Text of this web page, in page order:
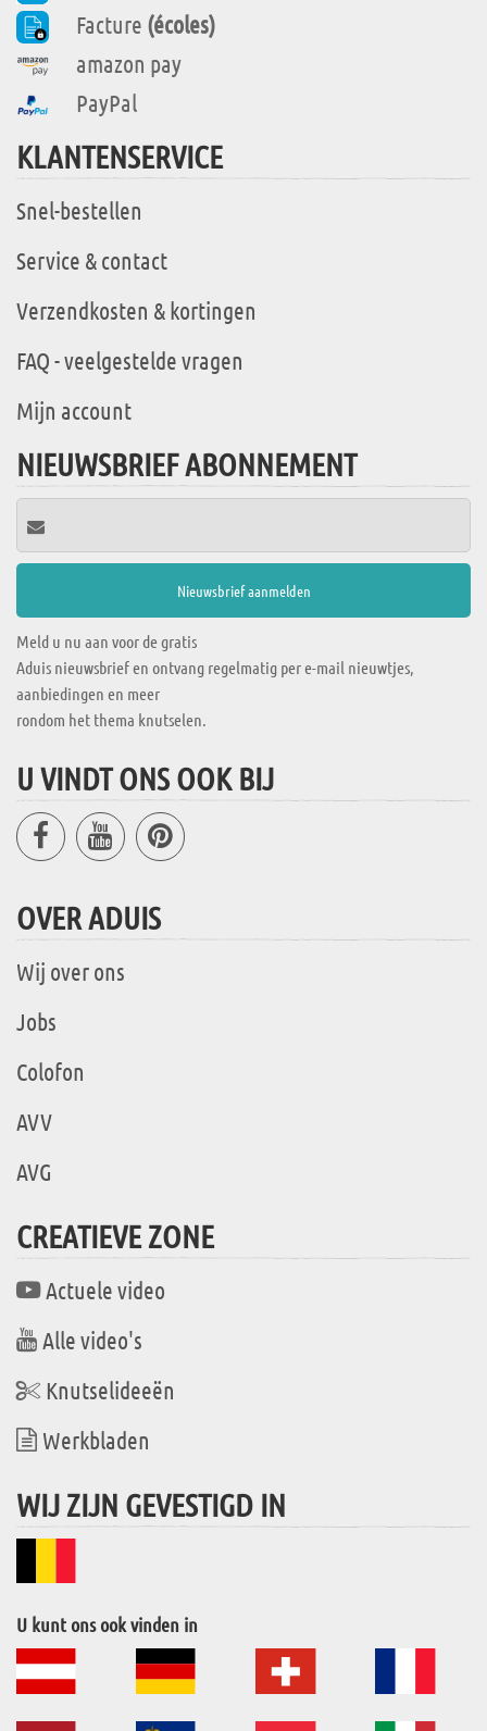
Facture (écoles)
amazon pay
PayPal
KLANTENSERVICE
Snel-bestellen
Service & contact
Verzendkosten & kortingen
FAQ - veelgestelde vragen
Mijn account
NIEUWSBRIEF ABONNEMENT
Meld u nu aan voor de gratis
Aduis nieuwsbrief en ontvang regelmatig per e-mail nieuwtjes,
aanbiedingen en meer
rondom het thema knutselen.
U VINDT ONS OOK BIJ
OVER ADUIS
Wij over ons
Jobs
Colofon
AVV
AVG
CREATIEVE ZONE
Actuele video
Alle video's
Knutselideeën
Werkbladen
WIJ ZIJN GEVESTIGD IN
U kunt ons ook vinden in